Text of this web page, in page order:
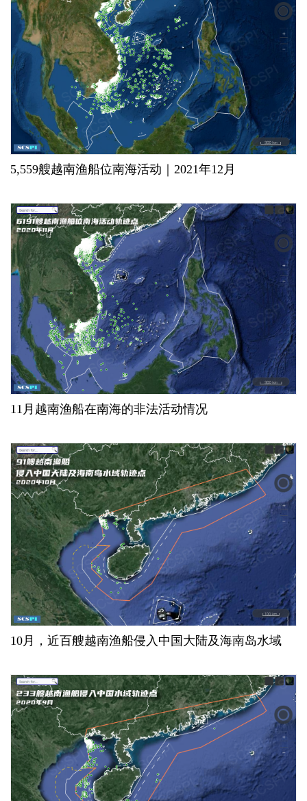
5,559艘越南渔船位南海活动｜2021年12月
11月越南渔船在南海的非法活动情况
10月，近百艘越南渔船侵入中国大陆及海南岛水域